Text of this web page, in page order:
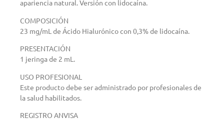
apariencia natural. Versión con lidocaína.
COMPOSICIÓN
23 mg/mL de Ácido Hialurónico con 0,3% de lidocaína.
PRESENTACIÓN
1 jeringa de 2 mL.
USO PROFESIONAL
Este producto debe ser administrado por profesionales de
la salud habilitados.
REGISTRO ANVISA